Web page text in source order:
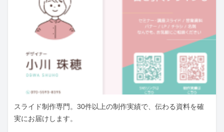
スライド制作専門。30件以上の制作実績で、伝わる資料を確
実にお届けします。